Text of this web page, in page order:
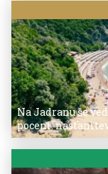
Na Jadranu še
poceni: